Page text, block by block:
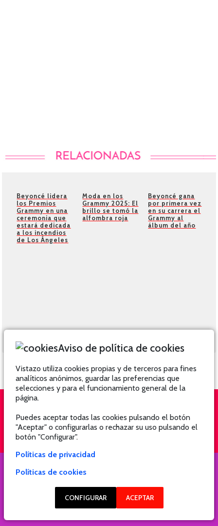
Beyoncé lidera
los Premios
Grammy en una
ceremonia que
estará dedicada
a los incendios
de Los Ángeles
Moda en los
Grammy 2025: El
brillo se tomó la
alfombra roja
Beyoncé gana
por primera vez
en su carrera el
Grammy al
álbum del año
QUIÉNES SOMOS
Aviso de política de cookies
Vistazo utiliza cookies propias y de terceros para fines
analíticos anónimos, guardar las preferencias que
selecciones y para el funcionamiento general de la
página.
Puedes aceptar todas las cookies pulsando el botón
"Aceptar" o configurarlas o rechazar su uso pulsando el
botón "Configurar".
Políticas de privacidad
Políticas de cookies
CONFIGURAR ACEPTAR